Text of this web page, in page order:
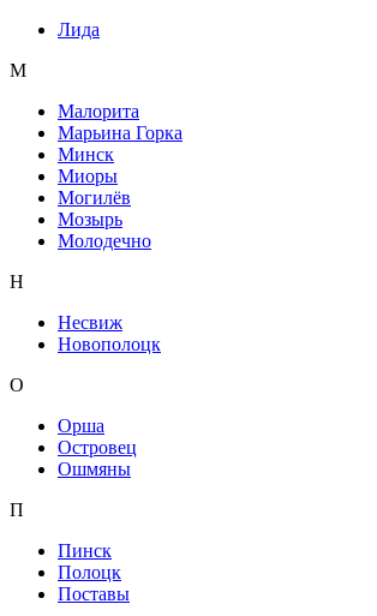
Лида
М
Малорита
Марьина Горка
Минск
Миоры
Могилёв
Мозырь
Молодечно
Н
Несвиж
Новополоцк
О
Орша
Островец
Ошмяны
П
Пинск
Полоцк
Поставы